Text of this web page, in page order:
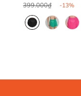
399.000₫ -13%